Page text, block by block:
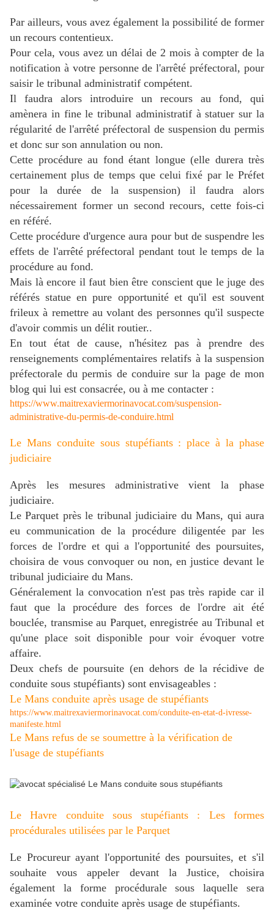
Par ailleurs, vous avez également la possibilité de former
un recours contentieux.
Pour cela, vous avez un délai de 2 mois à compter de la
notification à votre personne de l'arrêté préfectoral, pour
saisir le tribunal administratif compétent.
Il faudra alors introduire un recours au fond, qui
amènera in fine le tribunal administratif à statuer sur la
régularité de l'arrêté préfectoral de suspension du permis
et donc sur son annulation ou non.
Cette procédure au fond étant longue (elle durera très
certainement plus de temps que celui fixé par le Préfet
pour la durée de la suspension) il faudra alors
nécessairement former un second recours, cette fois-ci
en référé.
Cette procédure d'urgence aura pour but de suspendre les
effets de l'arrêté préfectoral pendant tout le temps de la
procédure au fond.
Mais là encore il faut bien être conscient que le juge des
référés statue en pure opportunité et qu'il est souvent
frileux à remettre au volant des personnes qu'il suspecte
d'avoir commis un délit routier..
En tout état de cause, n'hésitez pas à prendre des
renseignements complémentaires relatifs à la suspension
préfectorale du permis de conduire sur la page de mon
blog qui lui est consacrée, ou à me contacter :
https://www.maitrexaviermorinavocat.com/suspension-
administrative-du-permis-de-conduire.html
Le Mans conduite sous stupéfiants : place à la phase
judiciaire
Après les mesures administrative vient la phase
judiciaire.
Le Parquet près le tribunal judiciaire du Mans, qui aura
eu communication de la procédure diligentée par les
forces de l'ordre et qui a l'opportunité des poursuites,
choisira de vous convoquer ou non, en justice devant le
tribunal judiciaire du Mans.
Généralement la convocation n'est pas très rapide car il
faut que la procédure des forces de l'ordre ait été
bouclée, transmise au Parquet, enregistrée au Tribunal et
qu'une place soit disponible pour voir évoquer votre
affaire.
Deux chefs de poursuite (en dehors de la récidive de
conduite sous stupéfiants) sont envisageables :
Le Mans conduite après usage de stupéfiants
https://www.maitrexaviermorinavocat.com/conduite-en-etat-d-ivresse-
manifeste.html
Le Mans refus de se soumettre à la vérification de
l'usage de stupéfiants
Le Havre conduite sous stupéfiants : Les formes
procédurales utilisées par le Parquet
Le Procureur ayant l'opportunité des poursuites, et s'il
souhaite vous appeler devant la Justice, choisira
également la forme procédurale sous laquelle sera
examinée votre conduite après usage de stupéfiants.